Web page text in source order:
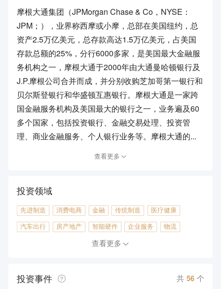
摩根大通集团（JPMorgan Chase & Co，NYSE：
JPM；），业界称西摩或小摩，总部在美国纽约，总
资产2.5万亿美元，总存款高达1.5万亿美元，占美国
存款总额的25%，分行6000多家，是美国最大金融服
务机构之一，摩根大通于2000年由大通曼哈顿银行及
J.P.摩根公司合并而成，并分别收购芝加哥第一银行和
贝尔斯登银行和华盛顿互惠银行。摩根大通是一家跨
国金融服务机构及美国最大的银行之一，业务遍及60
多个国家，包括投资银行、金融交易处理、投资管
理、商业金融服务、个人银行业务等。摩根大通的...
查看更多
投资领域
先进制造 消费电商 金融 传统制造 医疗健康
汽车出行 房产地产 智能硬件 企业服务 物流
查看更多
投资事件 共 56 个